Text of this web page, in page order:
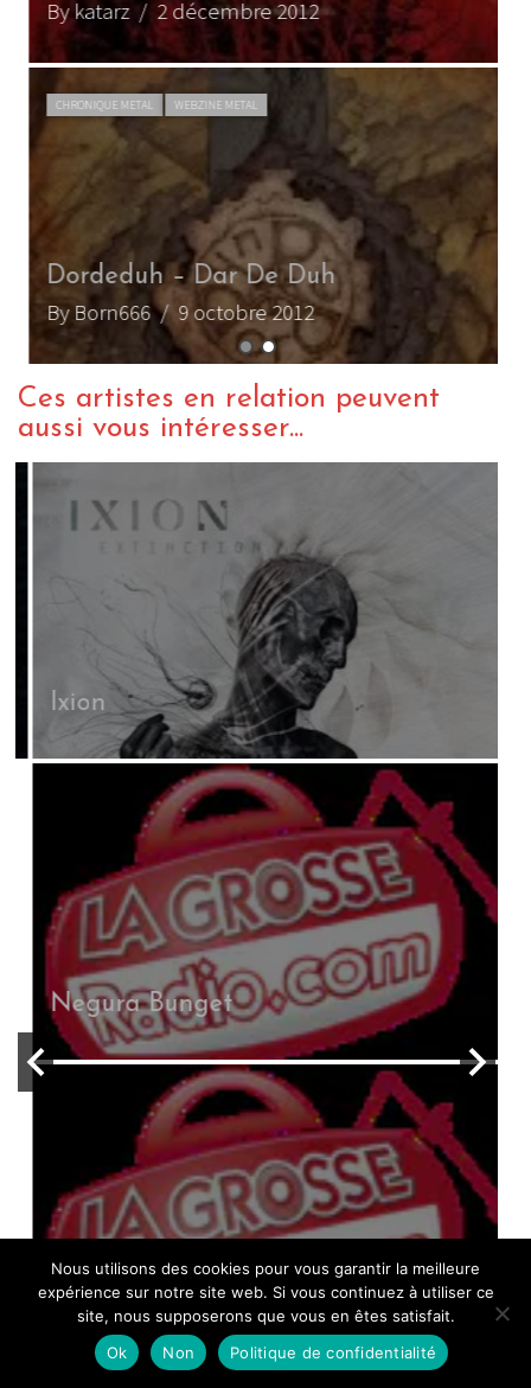
By katarz/ 2 décembre 2012
CHRONIQUE METAL WEBZINE METAL
Dordeduh – Dar De Duh
By Born666/ 9 octobre 2012
Ces artistes en relation peuvent
aussi vous intéresser...
Ixion
Negura Bunget
The Vision Bleak
Nous utilisons des cookies pour vous garantir la meilleure
expérience sur notre site web. Si vous continuez à utiliser ce
site, nous supposerons que vous en êtes satisfait.
Ok
Non Politique de confidentialité